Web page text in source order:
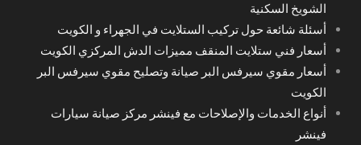
الشويخ السكنية
أسئلة شائعة حول تركيب الستلايت في الجهراء و الكويت
أسعار فني ستلايت المنقف مميزات الدش المركزي الكويت
أسعار مقوي سيرفس البر صيانة وتصليح مقوي سيرفس البر
الكويت
أنواع الخدمات والإصلاحات مع فينشر مركز صيانة سيارات
فينشر